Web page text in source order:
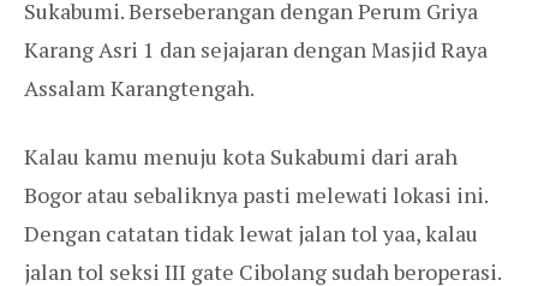
Sukabumi. Berseberangan dengan Perum Griya
Karang Asri 1 dan sejajaran dengan Masjid Raya
Assalam Karangtengah.
Kalau kamu menuju kota Sukabumi dari arah
Bogor atau sebaliknya pasti melewati lokasi ini.
Dengan catatan tidak lewat jalan tol yaa, kalau
jalan tol seksi III gate Cibolang sudah beroperasi.